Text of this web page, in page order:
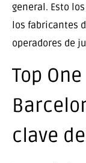
general. Esto
los fabricantes
operadores de
Top
clave